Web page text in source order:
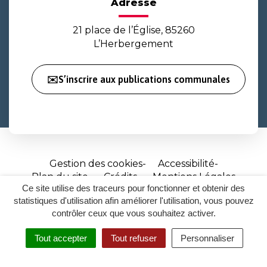
Ce site utilise des traceurs pour fonctionner et obtenir des
statistiques d'utilisation afin améliorer l'utilisation, vous pouvez
contrôler ceux que vous souhaitez activer.
Tout accepter Tout refuser Personnaliser
RECHERCHER
ACCESSIBILITÉ
Adresse
21 place de l’Église, 85260
L’Herbergement
✉️S’inscrire aux publications communales
Gestion des cookies
Accessibilité
Plan du site
Crédits
Mentions Légales
Site
réalisé
par
Inovagora